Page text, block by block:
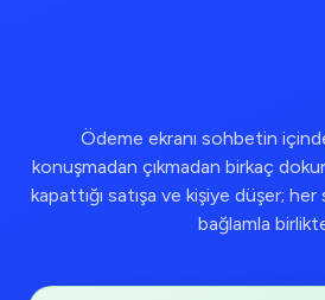
Ödeme ekranı sohbetin
konuşmadan çıkmadan birkaç
kapattığı satışa ve kişiye düşer;
bağlamla